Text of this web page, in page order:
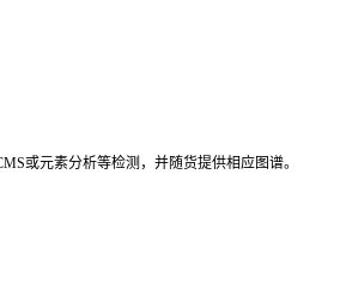
或元素分析等检测，并随货提供相应图谱。